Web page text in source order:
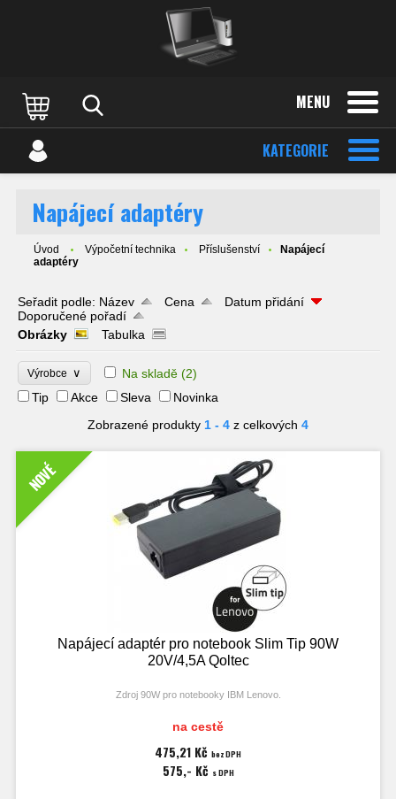
MENU
KATEGORIE
Napájecí adaptéry
Úvod Výpočetní technika Příslušenství
Napájecí
adaptéry
Seřadit podle: Název Cena
Datum přidání
Doporučené pořadí
Obrázky
Tabulka
Výrobce ∨ Na skladě (2)
Tip
Akce Sleva
Novinka
Zobrazené produkty 1 - 4 z celkových 4
NOVÉ
Napájecí adaptér pro notebook Slim Tip 90W
20V/4,5A Qoltec
Zdroj 90W pro notebooky IBM Lenovo.
Příslušenství: síťový kabel 3žilový.
na cestě
475,21 Kč bez DPH
575,- Kč s DPH